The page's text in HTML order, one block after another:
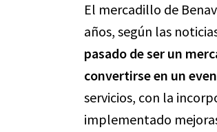
El mercadillo de
años, según las
pasado de ser un
convertirse en un
servicios, con la
implementado